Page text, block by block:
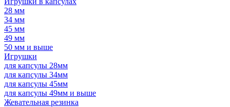
28 мм
34 мм
45 мм
49 мм
50 мм и выше
Игрушки
для капсулы 28мм
для капсулы 34мм
для капсулы 45мм
для капсулы 49мм и выше
Жевательная резинка